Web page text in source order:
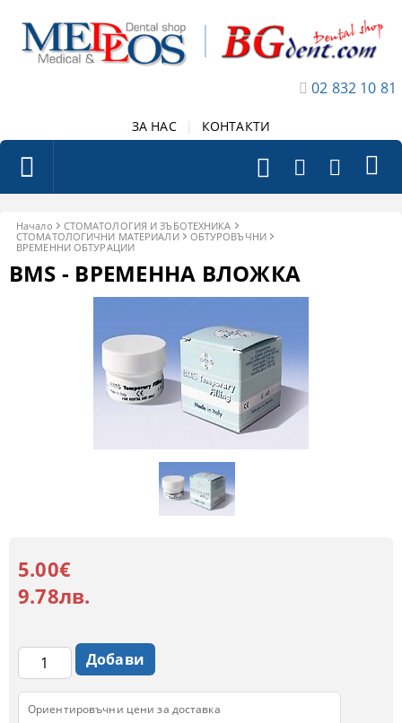
02 832 10 81
ЗА НАС КОНТАКТИ
Начало
СТОМАТОЛОГИЯ И ЗЪБОТЕХНИКА
СТОМАТОЛОГИЧНИ МАТЕРИАЛИ
ОБТУРОВЪЧНИ
ВРЕМЕННИ ОБТУРАЦИИ
BMS - ВРЕМЕННА ВЛОЖКА
5.00€
9.78лв.
Ориентировъчни цени за доставка